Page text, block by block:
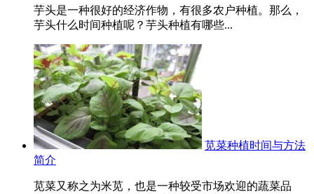
芋头是一种很好的经济作物，有很多农户种植。那么，
芋头什么时间种植呢？芋头种植有哪些...
苋菜种植时间与方法
简介
苋菜又称之为米苋，也是一种较受市场欢迎的蔬菜品